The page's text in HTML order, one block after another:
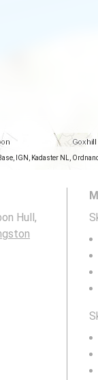
IGN, Kadaster NL,
Hull,